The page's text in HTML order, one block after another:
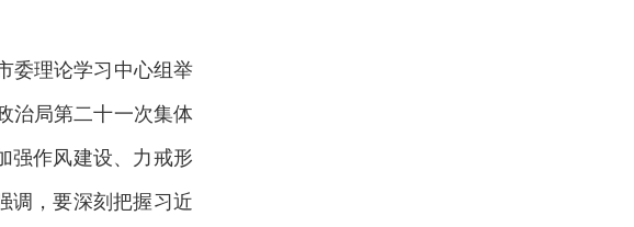
委理论学习中心组举
治局第二十一次集体
强作风建设、力戒形
调，要深刻把握习近